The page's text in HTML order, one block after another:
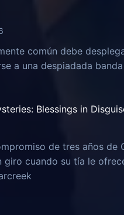
común debe
a una despiadada
Blessings in
de tres años de
giro cuando su tía le